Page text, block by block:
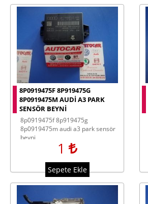
8P0919475F 8P919475G
8P0919475M AUDI A3 PARK
SENSÖR BEYNI
8p0919475f 8p919475g
8p0919475m audi a3 park sensör
beyni
1
Sepete Ekle